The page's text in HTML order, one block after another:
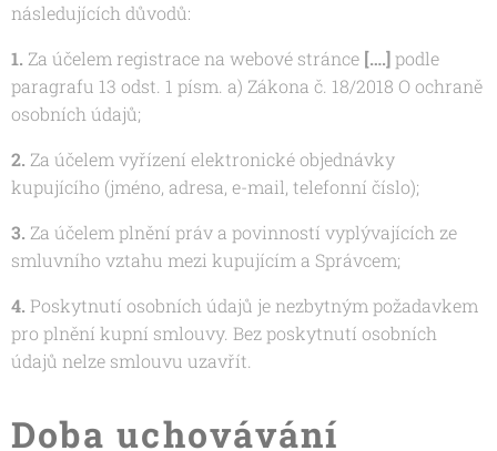
následujících důvodů:
1. Za účelem registrace na webové stránce [….]podle
paragrafu 13 odst. 1 písm. a) Zákona č. 18/2018 O ochraně
osobních údajů;
2. Za účelem vyřízení elektronické objednávky
kupujícího (jméno, adresa, e-mail, telefonní číslo);
3. Za účelem plnění práv a povinností vyplývajících ze
smluvního vztahu mezi kupujícím a Správcem;
4. Poskytnutí osobních údajů je nezbytným požadavkem
pro plnění kupní smlouvy. Bez poskytnutí osobních
údajů nelze smlouvu uzavřít.
Doba uchovávání